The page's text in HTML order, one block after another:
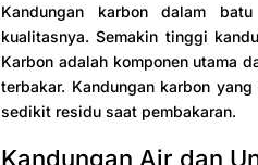
Kandungan karbon dalam
kualitasnya. Semakin tinggi
Karbon adalah komponen utama
terbakar. Kandungan karbon
sedikit residu saat pembakaran.
Kandungan Air dan